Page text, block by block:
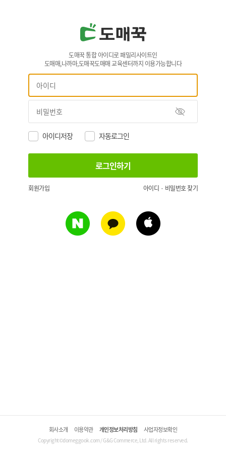
도매꾹 통합 아이디로 패밀리사이트인
도매매,나까마,도매꾹도매매 교육센터까지 이용가능합니다
아이디저장 자동로그인
회원가입 아이디 · 비밀번호 찾기
회사소개 이용약관 개인정보처리방침 사업자정보확인
Copyright©domeggook.com / G&G Commerce, Ltd. All rights reserved.